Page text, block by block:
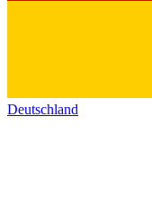
Deutschland